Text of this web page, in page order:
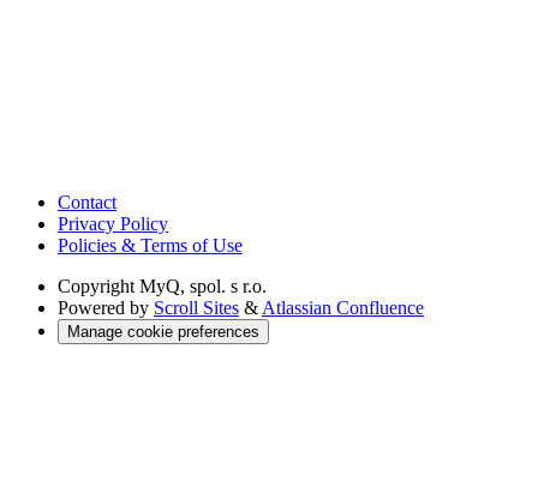
Contact
Privacy Policy
Policies & Terms of Use
Copyright MyQ, spol. s r.o.
Powered by Scroll Sites & Atlassian Confluence
Manage cookie preferences